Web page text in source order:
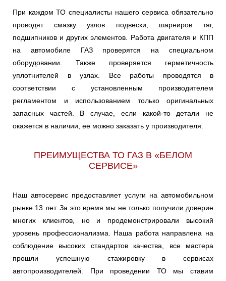
При каждом ТО специалисты нашего сервиса обязательно
проводят смазку узлов подвески, шарниров тяг,
подшипников и других элементов. Работа двигателя и КПП
на автомобиле ГАЗ проверятся на специальном
оборудовании. Также проверяется герметичность
уплотнителей в узлах. Все работы проводятся в
соответствии с установленным производителем
регламентом и использованием только оригинальных
запасных частей. В случае, если какой-то детали не
окажется в наличии, ее можно заказать у производителя.
ПРЕИМУЩЕСТВА ТО ГАЗ В «БЕЛОМ
СЕРВИСЕ»
Наш автосервис предоставляет услуги на автомобильном
рынке 13 лет. За это время мы не только получили доверие
многих клиентов, но и продемонстрировали высокий
уровень профессионализма. Наша работа направлена на
соблюдение высоких стандартов качества, все мастера
прошли успешную стажировку в сервисах
автопроизводителей. При проведении ТО мы ставим